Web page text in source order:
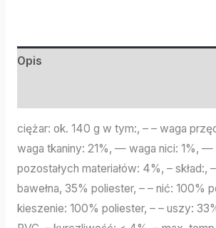
Opis
ciężar: ok. 140 g w tym:, – – waga
waga tkaniny: 21%, — waga nici: 1%, —
pozostałych materiałów: 4%, – skład:,
bawełna, 35% poliester, – – nić: 100%
kieszenie: 100% poliester, – – uszy: